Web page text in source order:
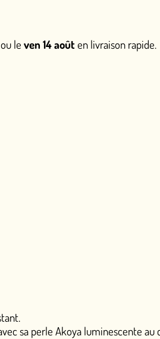
livraison rapide.
au cœur d'anneaux